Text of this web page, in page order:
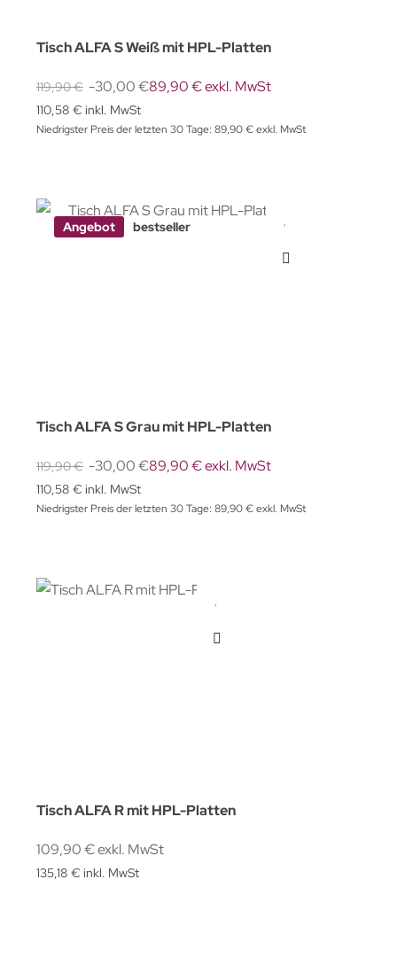
Tisch ALFA S Weiß mit HPL-Platten
119,90 € -30,00 €89,90 € exkl. MwSt
110,58 € inkl. MwSt
Niedrigster Preis der letzten 30 Tage: 89,90 € exkl. MwSt
Angebot bestseller
Tisch ALFA S Grau mit HPL-Platten
119,90 € -30,00 €89,90 € exkl. MwSt
110,58 € inkl. MwSt
Niedrigster Preis der letzten 30 Tage: 89,90 € exkl. MwSt
Tisch ALFA R mit HPL-Platten
109,90 € exkl. MwSt
135,18 € inkl. MwSt